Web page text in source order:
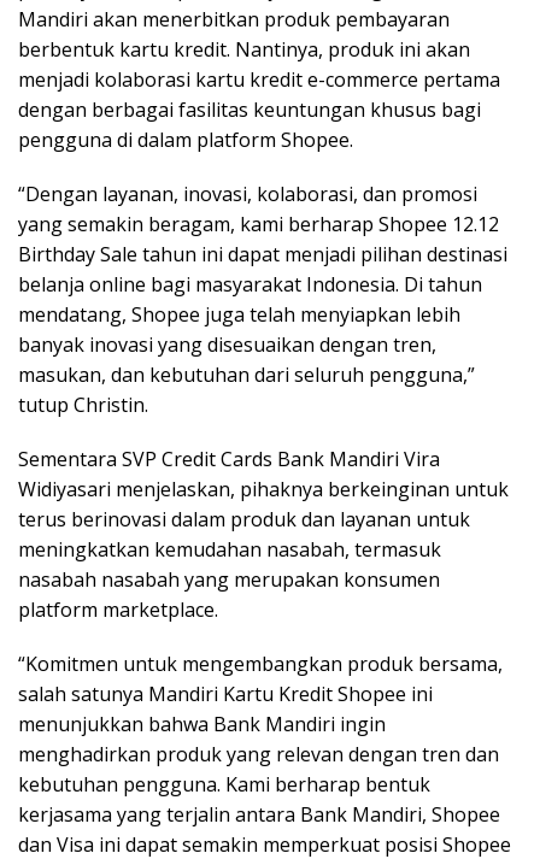
Mandiri akan menerbitkan produk pembayaran
berbentuk kartu kredit. Nantinya, produk ini akan
menjadi kolaborasi kartu kredit e-commerce pertama
dengan berbagai fasilitas keuntungan khusus bagi
pengguna di dalam platform Shopee.
“Dengan layanan, inovasi, kolaborasi, dan promosi
yang semakin beragam, kami berharap Shopee 12.12
Birthday Sale tahun ini dapat menjadi pilihan destinasi
belanja online bagi masyarakat Indonesia. Di tahun
mendatang, Shopee juga telah menyiapkan lebih
banyak inovasi yang disesuaikan dengan tren,
masukan, dan kebutuhan dari seluruh pengguna,”
tutup Christin.
Sementara SVP Credit Cards Bank Mandiri Vira
Widiyasari menjelaskan, pihaknya berkeinginan untuk
terus berinovasi dalam produk dan layanan untuk
meningkatkan kemudahan nasabah, termasuk
nasabah nasabah yang merupakan konsumen
platform marketplace.
“Komitmen untuk mengembangkan produk bersama,
salah satunya Mandiri Kartu Kredit Shopee ini
menunjukkan bahwa Bank Mandiri ingin
menghadirkan produk yang relevan dengan tren dan
kebutuhan pengguna. Kami berharap bentuk
kerjasama yang terjalin antara Bank Mandiri, Shopee
dan Visa ini dapat semakin memperkuat posisi Shopee